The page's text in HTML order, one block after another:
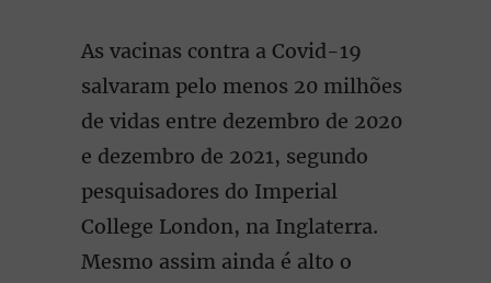
As vacinas contra a Covid-19
salvaram pelo menos 20 milhões
de vidas entre dezembro de 2020
e dezembro de 2021, segundo
pesquisadores do Imperial
College London, na Inglaterra.
Mesmo assim ainda é alto o